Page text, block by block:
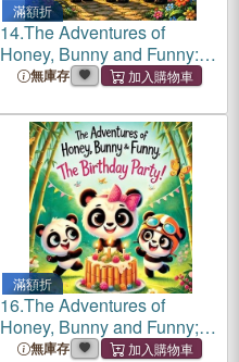
滿額折
14.The Adventures of
Honey, Bunny and Funny:
First Day of School
無庫存
滿額折
16.The Adventures of
Honey, Bunny and Funny;
The Birthday Party!
無庫存